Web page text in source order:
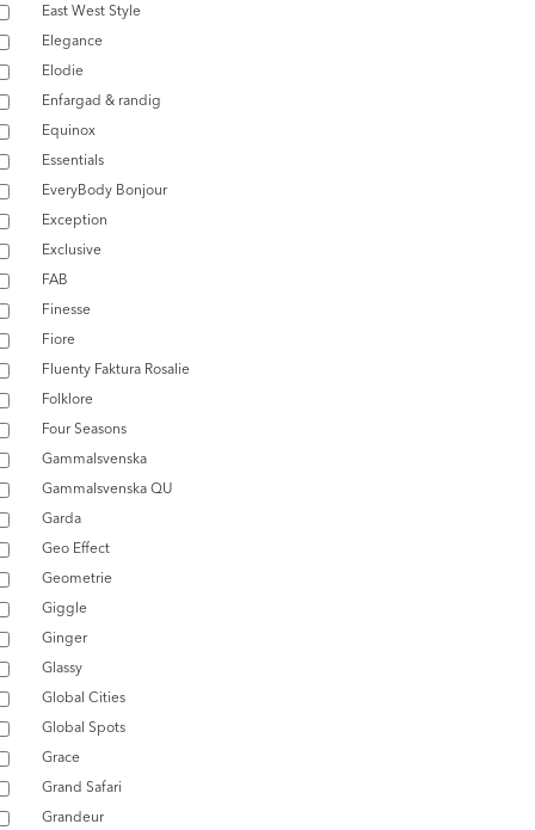
East West Style
Elegance
Elodie
Enfargad & randig
Equinox
Essentials
EveryBody Bonjour
Exception
Exclusive
FAB
Finesse
Fiore
Fluenty Faktura Rosalie
Folklore
Four Seasons
Gammalsvenska
Gammalsvenska QU
Garda
Geo Effect
Geometrie
Giggle
Ginger
Glassy
Global Cities
Global Spots
Grace
Grand Safari
Grandeur